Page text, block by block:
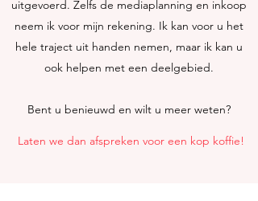
uitgevoerd. Zelfs de mediaplanning en inkoop
neem ik voor mijn rekening. Ik kan voor u het
hele traject uit handen nemen, maar ik kan u
ook helpen met een deelgebied.
Bent u benieuwd en wilt u meer weten?
Laten we dan afspreken voor een kop koffie!